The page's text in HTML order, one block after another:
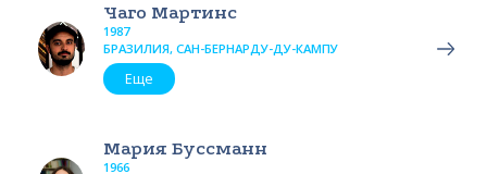
Чаго Мартинс
1987
БРАЗИЛИЯ, САН-БЕРНАРДУ-ДУ-КАМПУ
Еще
Мария Буссманн
1966